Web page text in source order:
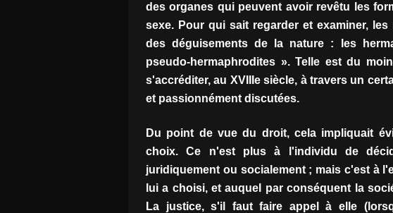
des organes qui peuvent avoir revêtu les
sexe. Pour qui sait regarder et examiner,
des déguisements de la nature : les
pseudo-hermaphrodites ». Telle est du
s'accréditer, au XVIIIe siècle, à travers un
et passionnément discutées.
Du point de vue du droit, cela impliquait
choix. Ce n'est plus à l'individu de
juridiquement ou socialement ; mais c'est à
lui a choisi, et auquel par conséquent la
La justice, s'il faut faire appel à elle